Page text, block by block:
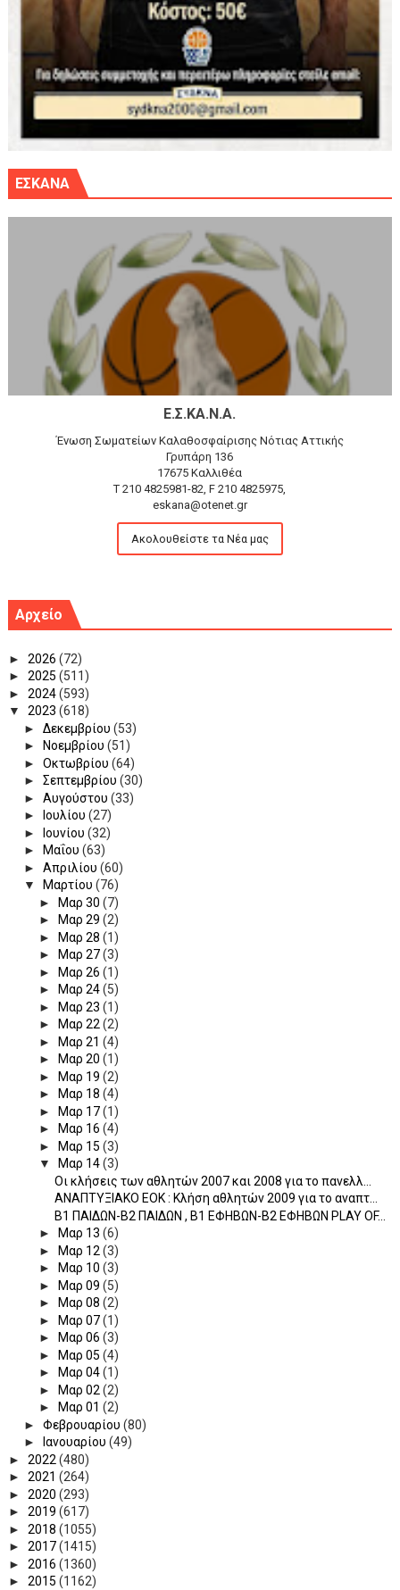
ΕΣΚΑΝΑ
Ε.Σ.ΚΑ.Ν.Α.
Ένωση Σωματείων Καλαθοσφαίρισης Νότιας Αττικής
Γρυπάρη 136
17675 Καλλιθέα
T 210 4825981-82, F 210 4825975,
eskana@otenet.gr
Ακολουθείστε τα Νέα μας
Αρχείο
► 2026 (72)
► 2025 (511)
► 2024(593)
▼ 2023 (618)
► Δεκεμβρίου (53)
►
Νοεμβρίου (51)
► Οκτωβρίου (64)
► Σεπτεμβρίου (30)
► Αυγούστου (33)
►
Ιουλίου (27)
►
Ιουνίου (32)
►
Μαΐου (63)
► Απριλίου (60)
▼
Μαρτίου (76)
►
Μαρ 30 (7)
►
Μαρ 29 (2)
►
Μαρ 28 (1)
►
Μαρ 27(3)
►
Μαρ 26 (1)
►
Μαρ 24(5)
►
Μαρ 23 (1)
►
Μαρ 22(2)
►
Μαρ 21 (4)
►
Μαρ 20 (1)
►
Μαρ 19 (2)
►
Μαρ 18 (4)
►
Μαρ 17(1)
►
Μαρ 16 (4)
►
Μαρ 15 (3)
▼
Μαρ 14(3)
Οι κλήσεις των αθλητών 2007 και 2008 για το πανελλ...
ΑΝΑΠΤΥΞΙΑΚΟ ΕΟΚ : Κλήση αθλητών 2009 για το αναπτ...
Β1 ΠΑΙΔΩΝ-Β2 ΠΑΙΔΩΝ , Β1 ΕΦΗΒΩΝ-Β2 ΕΦΗΒΩΝ PLAY OF...
►
Μαρ 13 (6)
►
Μαρ 12 (3)
►
Μαρ 10 (3)
►
Μαρ 09 (5)
►
Μαρ 08 (2)
►
Μαρ 07(1)
►
Μαρ 06 (3)
►
Μαρ 05 (4)
►
Μαρ 04(1)
►
Μαρ 02 (2)
►
Μαρ 01 (2)
► Φεβρουαρίου (80)
►
Ιανουαρίου (49)
► 2022 (480)
► 2021 (264)
► 2020 (293)
► 2019 (617)
► 2018 (1055)
► 2017(1415)
► 2016 (1360)
► 2015 (1162)